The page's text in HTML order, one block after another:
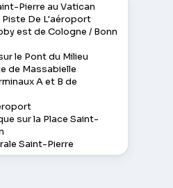
Pierre au Vatican
De L'aéroport
est de Cologne / Bonn
le Pont du Milieu
de Massabielle
A et B de
sur la Place Saint-
Saint-Pierre